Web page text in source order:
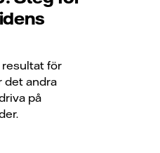
för
det andra
på